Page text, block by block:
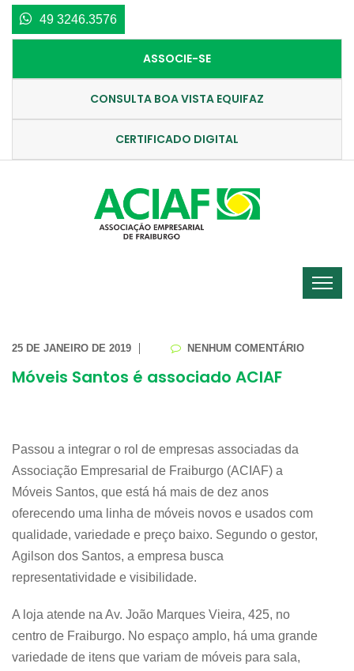
49 3246.3576
ASSOCIE-SE
CONSULTA BOA VISTA EQUIFAZ
CERTIFICADO DIGITAL
25 DE JANEIRO DE 2019 NENHUM COMENTÁRIO
Móveis Santos é associado ACIAF
Passou a integrar o rol de empresas associadas da
Associação Empresarial de Fraiburgo (ACIAF) a
Móveis Santos, que está há mais de dez anos
oferecendo uma linha de móveis novos e usados com
qualidade, variedade e preço baixo. Segundo o gestor,
Agilson dos Santos, a empresa busca
representatividade e visibilidade.
A loja atende na Av. João Marques Vieira, 425, no
centro de Fraiburgo. No espaço amplo, há uma grande
variedade de itens que variam de móveis para sala,